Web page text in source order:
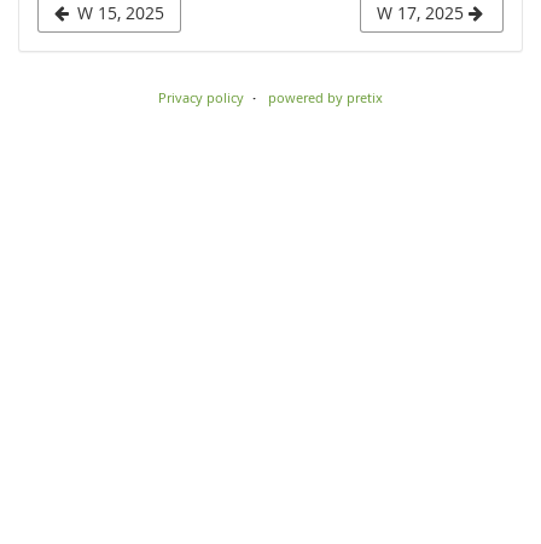
to
W 15, 2025 W 17, 2025
Privacy policy powered by pretix